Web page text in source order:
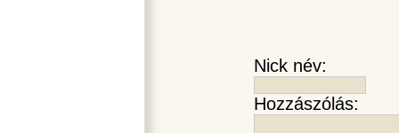
Nick név:
Hozzászólás: